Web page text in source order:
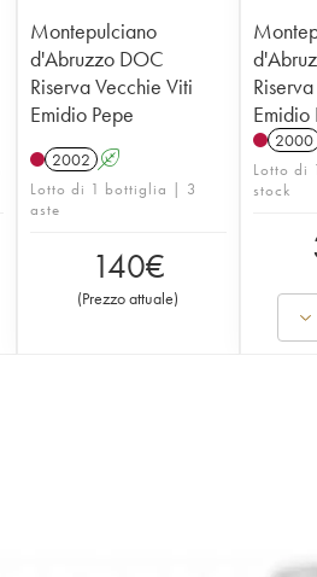
Montepulciano
d'Abruzzo DOC
Riserva Vecchie Viti
Emidio Pepe
2002 A
Lotto di 1 bottiglia | 3
aste
140€
(Prezzo attuale)
Emidio
2000
Lotto di
stock